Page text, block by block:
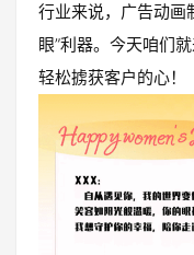
行业来说，广告动画
眼”利器。今天咱们
轻松掳获客户的心！